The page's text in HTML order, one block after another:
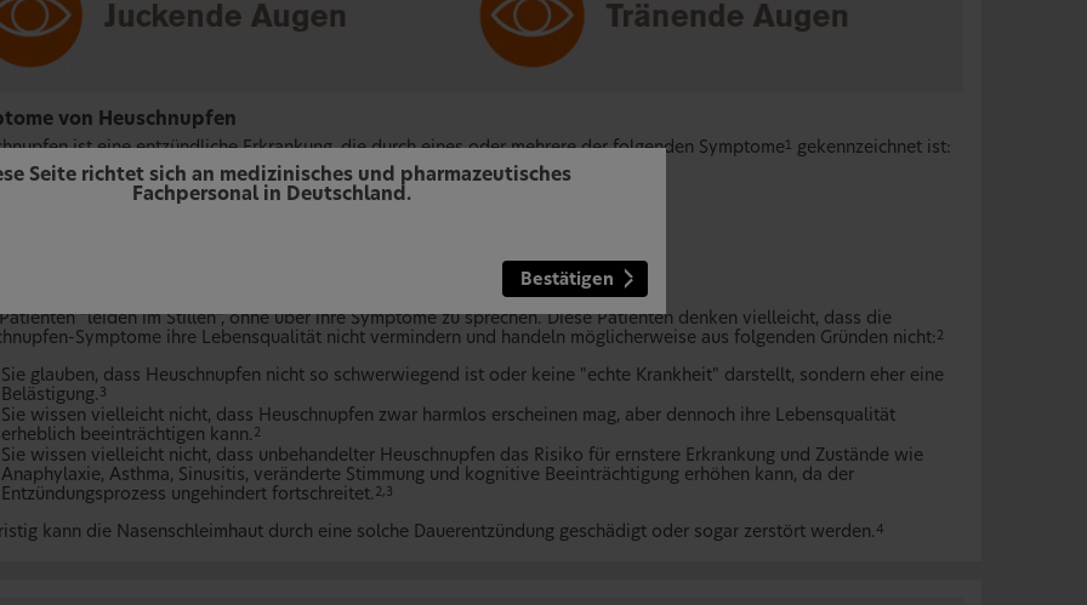
von Heuschnupfen
ist eine entzündliche Erkrankung, die durch eines oder mehrere der folgenden Symptome1 gekennzeichnet ist:
Laufende Nase
"leiden im Stillen", ohne über ihre Symptome zu sprechen. Diese Patienten denken vielleicht, dass die
Symptome ihre Lebensqualität nicht vermindern und handeln möglicherweise aus folgenden Gründen nicht: 2
Sie glauben, dass Heuschnupfen nicht so schwerwiegend ist oder keine "echte Krankheit" darstellt, sondern eher eine
Belästigung. 3
Sie wissen vielleicht nicht, dass Heuschnupfen zwar harmlos erscheinen mag, aber dennoch ihre Lebensqualität
erheblich beeinträchtigen kann. 2
Sie wissen vielleicht nicht, dass unbehandelter Heuschnupfen das Risiko für ernstere Erkrankung und Zustände wie
Anaphylaxie, Asthma, Sinusitis, veränderte Stimmung und kognitive Beeinträchtigung erhöhen kann, da der
Entzündungsprozess ungehindert fortschreitet. 2,3
kann die Nasenschleimhaut durch eine solche Dauerentzündung geschädigt oder sogar zerstört werden. 4
Seite richtet sich an medizinisches und pharmazeutisches
Fachpersonal in Deutschland.
Bestätigen